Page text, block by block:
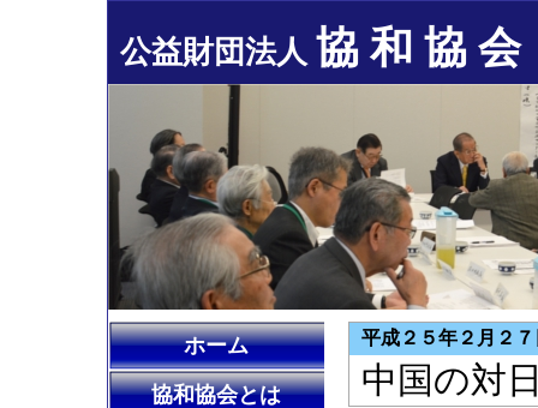
公益財団法人 協 和 協 会
ホーム
協和協会とは
平成２５年２月２
中国の対